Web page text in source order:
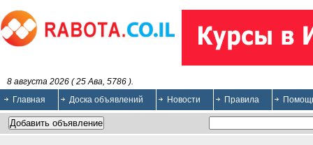
8 августа 2026 ( 25 Ава, 5786 ).
Главная
Доска объявлений Новости Правила